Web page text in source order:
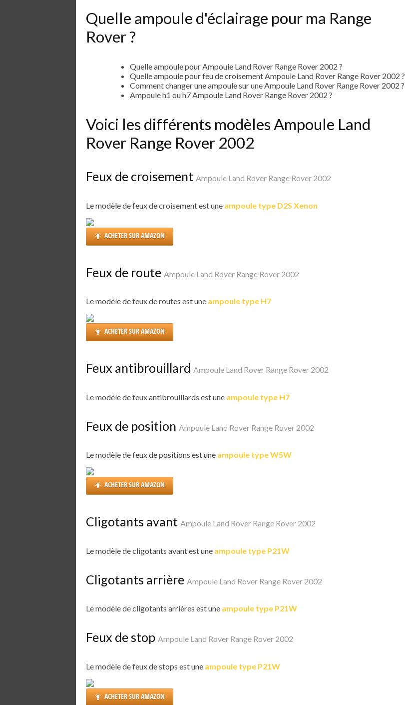
Quelle ampoule d'éclairage pour ma Range
Rover ?
Quelle ampoule pour Ampoule Land Rover Range Rover 2002 ?
Quelle ampoule pour feu de croisement Ampoule Land Rover Range Rover 2002 ?
Comment changer une ampoule sur une Ampoule Land Rover Range Rover 2002 ?
Ampoule h1 ou h7 Ampoule Land Rover Range Rover 2002 ?
Voici les différents modèles Ampoule Land
Rover Range Rover 2002
Feux de croisement Ampoule Land Rover Range Rover 2002
Le modèle de feux de croisement est une ampoule type D2S Xenon
ACHETER SUR AMAZON
Feux de route Ampoule Land Rover Range Rover 2002
Le modèle de feux de routes est une ampoule type H7
ACHETER SUR AMAZON
Feux antibrouillard Ampoule Land Rover Range Rover 2002
Le modèle de feux antibrouillards est une ampoule type H7
Feux de position Ampoule Land Rover Range Rover 2002
Le modèle de feux de positions est une ampoule type W5W
ACHETER SUR AMAZON
Cligotants avant Ampoule Land Rover Range Rover 2002
Le modèle de cligotants avant est une ampoule type P21W
Cligotants arrière Ampoule Land Rover Range Rover 2002
Le modèle de cligotants arrières est une ampoule type P21W
Feux de stop Ampoule Land Rover Range Rover 2002
Le modèle de feux de stops est une ampoule type P21W
ACHETER SUR AMAZON